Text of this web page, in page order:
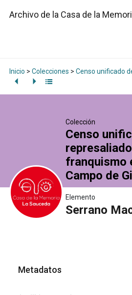
Archivo de la Casa de la
Inicio > Colecciones > Censo unificado
Colección
Censo
franquismo
Campo de
Elemento
Serrano
Metadatos